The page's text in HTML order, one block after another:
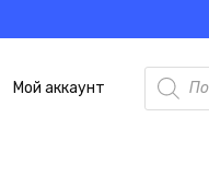
Мой аккаунт
Поиск
товаров